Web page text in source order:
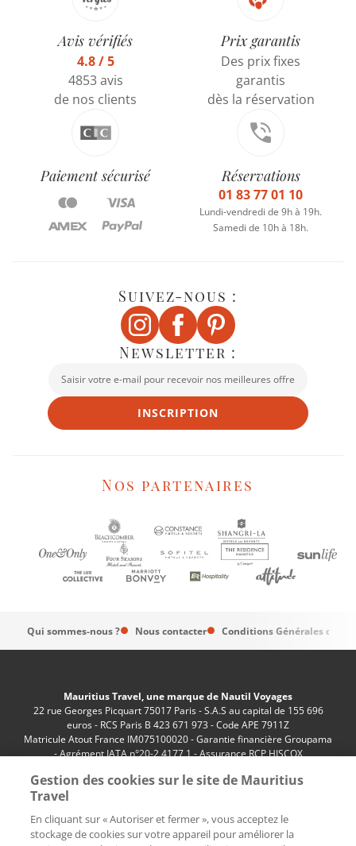
Avis vérifiés
4.8 / 5
4853 avis
de nos clients
Prix garantis
Des prix fixes
garantis
dès la réservation
Paiement sécurisé Réservations
01 83 77 01 10
Lundi-vendredi de 9h à 19h.
Samedi de 10h à 18h.
Suivez-nous :
Newsletter :
INSCRIPTION
Nos partenaires
Qui sommes-nous ? Nous contacter Conditions Générales de
Mauritius Travel, une marque de Nautil Voyages
22 rue Georges Picquart 75017 Paris - S.A.S au capital de 155 696
euros - RCS Paris B 423 671 973 - Code APE 7911Z
Matricule Atout France IM075100020 - Garantie financière Groupama
- Agrément IATA n°20-2 4177 1 - Assurance RCP HISCOX
Gestion des cookies sur le site de Mauritius
Travel
En cliquant sur « Autoriser et fermer », vous acceptez le
stockage de cookies sur votre appareil pour améliorer la